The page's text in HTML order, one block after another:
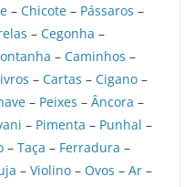
– Chicote – Pássaros –
– Cegonha –
– Caminhos –
– Cartas – Cigano –
– Peixes – Âncora –
– Pimenta – Punhal –
– Taça – Ferradura –
– Violino – Ovos – Ar –